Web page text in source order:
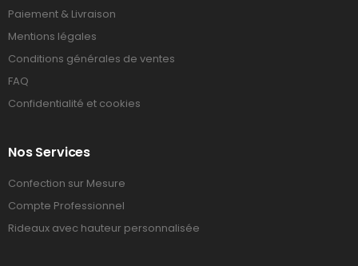
Paiement & Livraison
Mentions légales
Conditions générales de ventes
FAQ
Confidentialité et cookies
Nos Services
Confection sur Mesure
Compte Professionnel
Rideaux avec hauteur personnalisée